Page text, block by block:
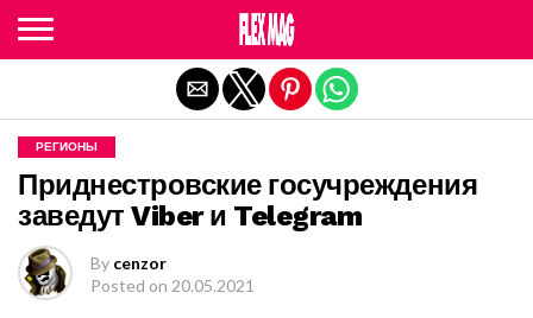
РЕГИОНЫ
Приднестровские госучреждения
заведут Viber и Telegram
By cenzor
Posted on 20.05.2021
Exit mobile version